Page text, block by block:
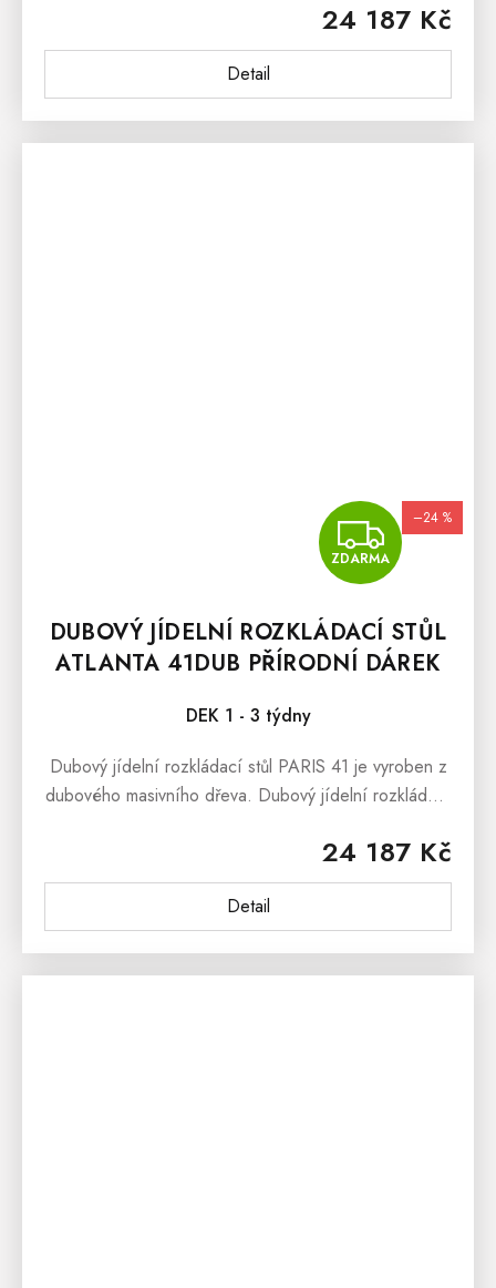
24 187 Kč
Detail
ZDARMA
–24 %
DUBOVÝ JÍDELNÍ ROZKLÁDACÍ STŮL
ATLANTA 41DUB PŘÍRODNÍ DÁREK
DEK 1 - 3 týdny
24 187 Kč
Detail
Dubový jídelní rozkládací stůl PARIS 41 je vyroben z
dubového masivního dřeva. Dubový jídelní rozkládací